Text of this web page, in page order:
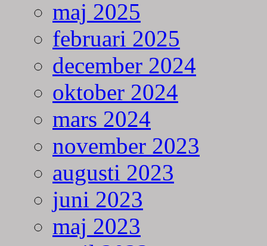
maj 2025
februari 2025
december 2024
oktober 2024
mars 2024
november 2023
augusti 2023
juni 2023
maj 2023